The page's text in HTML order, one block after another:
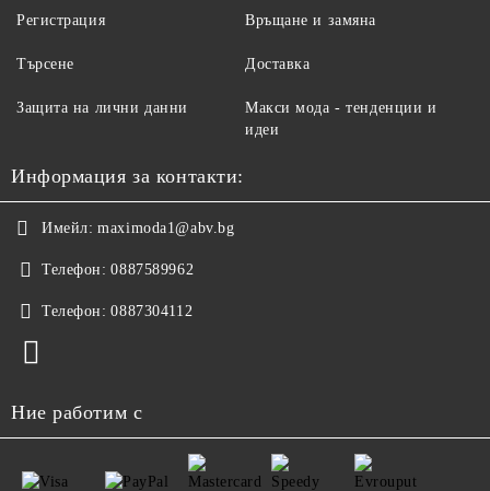
Регистрация
Търсене
Защита на лични данни
Връщане и замяна
Доставка
Макси мода - тенденции и
идеи
Информация за контакти:
Имейл: maximoda1@abv.bg
Телефон: 0887589962
Телефон: 0887304112
Ние работим с